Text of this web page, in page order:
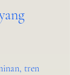
tren